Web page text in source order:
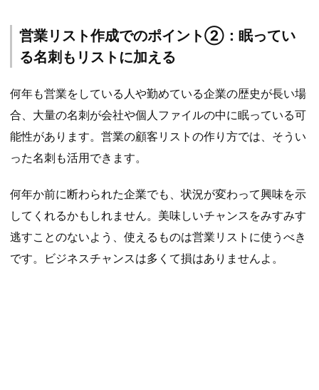
営業リスト作成でのポイント②：眠ってい
る名刺もリストに加える
何年も営業をしている人や勤めている企業の歴史が長い場
合、大量の名刺が会社や個人ファイルの中に眠っている可
能性があります。営業の顧客リストの作り方では、そうい
った名刺も活用できます。
何年か前に断わられた企業でも、状況が変わって興味を示
してくれるかもしれません。美味しいチャンスをみすみす
逃すことのないよう、使えるものは営業リストに使うべき
です。ビジネスチャンスは多くて損はありませんよ。